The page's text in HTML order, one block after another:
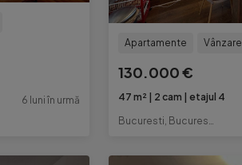
6 luni în urmă
Apartamente Vânzare
130.000 €
47 m² 2 cam
etajul 4
Bucuresti, Bucuresti-Ilfov